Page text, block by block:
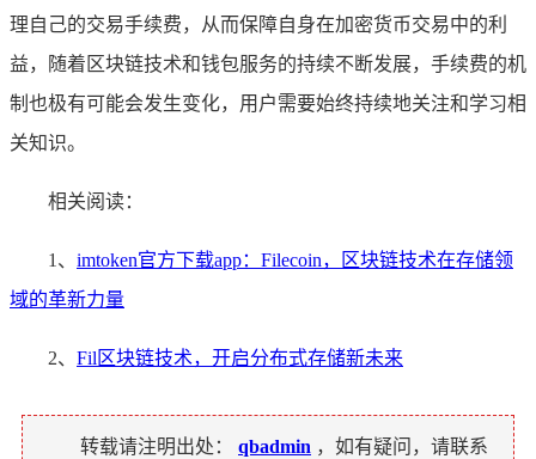
理自己的交易手续费，从而保障自身在加密货币交易中的利
益，随着区块链技术和钱包服务的持续不断发展，手续费的机
制也极有可能会发生变化，用户需要始终持续地关注和学习相
关知识。
相关阅读：
1、 imtoken官方下载app：Filecoin，区块链技术在存储领
域的革新力量
2、 Fil区块链技术，开启分布式存储新未来
转载请注明出处： qbadmin ，如有疑问，请联系